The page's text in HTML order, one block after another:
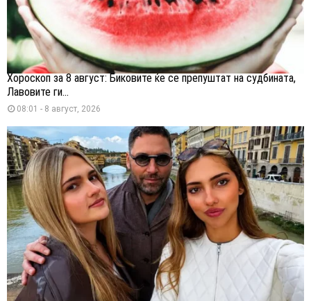
Хороскоп за 8 август: Биковите ќе се препуштат на судбината,
Лавовите ги...
08:01 - 8 август, 2026